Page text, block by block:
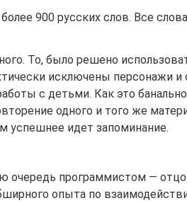
900 русских слов. Все слова
То, было решено
исключены персонажи и
с детьми. Как это
одного и того же
успешнее идет запоминание.
очередь программистом —
опыта по